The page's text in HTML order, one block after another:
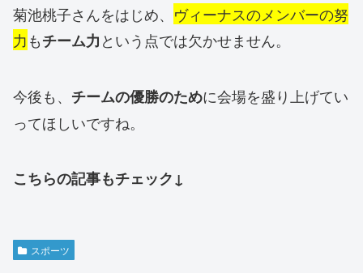
菊池桃子さんをはじめ、 ヴィーナスのメンバーの努
力もチーム力という点では欠かせません。
今後も、 チームの優勝のために会場を盛り上げてい
ってほしいですね。
こちらの記事もチェック↓
スポーツ